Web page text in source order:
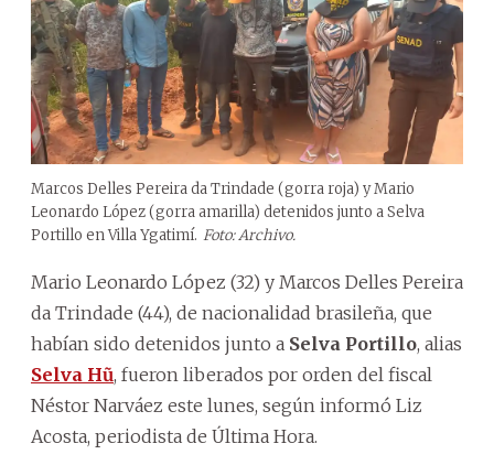
Marcos Delles Pereira da Trindade (gorra roja) y Mario
Leonardo López (gorra amarilla) detenidos junto a Selva
Portillo en Villa Ygatimí. Foto: Archivo.
Mario Leonardo López (32) y Marcos Delles Pereira
da Trindade (44), de nacionalidad brasileña, que
habían sido detenidos junto a Selva Portillo, alias
Selva Hũ, fueron liberados por orden del fiscal
Néstor Narváez este lunes, según informó Liz
Acosta, periodista de Última Hora.